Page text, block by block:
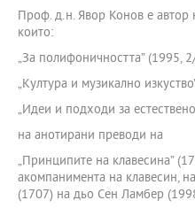
Проф. д.н. Явор Конов е автор
които:
„За полифоничността” (1995,
„Култура и музикално
„Идеи и подходи за
на анотирани преводи на
„Принципите на клавесина”
акомпанимента на клавесин,
(1707) на дьо Сен Ламбер